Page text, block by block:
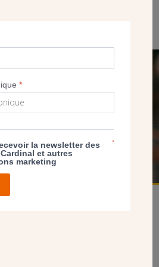
UN DON
*
la newsletter des
et autres
marketing
*